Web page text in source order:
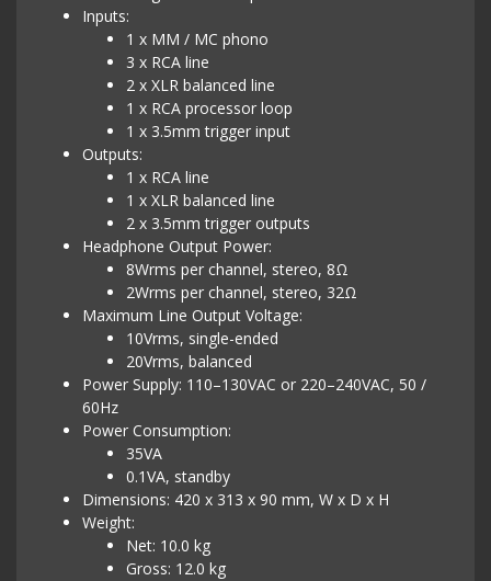
Inputs:
1 x MM / MC phono
3 x RCA line
2 x XLR balanced line
1 x RCA processor loop
1 x 3.5mm trigger input
Outputs:
1 x RCA line
1 x XLR balanced line
2 x 3.5mm trigger outputs
Headphone Output Power:
8Wrms per channel, stereo, 8Ω
2Wrms per channel, stereo, 32Ω
Maximum Line Output Voltage:
10Vrms, single-ended
20Vrms, balanced
Power Supply: 110–130VAC or 220–240VAC, 50 /
60Hz
Power Consumption:
35VA
0.1VA, standby
Dimensions: 420 x 313 x 90 mm, W x D x H
Weight:
Net: 10.0 kg
Gross: 12.0 kg